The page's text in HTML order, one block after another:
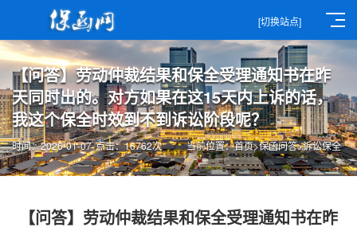
[切换站点]
【问答】劳动仲裁结果和保全受理通知书在昨
天同时出的。对方如果在这15天内上诉的话，
我这个保全时效到不到诉讼阶段呢？
当前位置：首页>保函问答>诉讼保全
时间：2026-01-07 点击：16762次
【问答】劳动仲裁结果和保全受理通知书在昨